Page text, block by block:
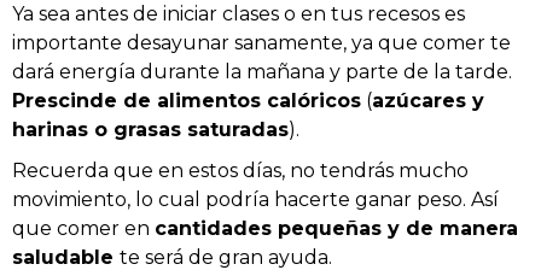
Ya sea antes de iniciar clases o en tus recesos es
importante desayunar sanamente, ya que comer te
dará energía durante la mañana y parte de la tarde.
Prescinde de alimentos calóricos (azúcares y
harinas o grasas saturadas).
Recuerda que en estos días, no tendrás mucho
movimiento, lo cual podría hacerte ganar peso. Así
que comer en cantidades pequeñas y de manera
saludable te será de gran ayuda.